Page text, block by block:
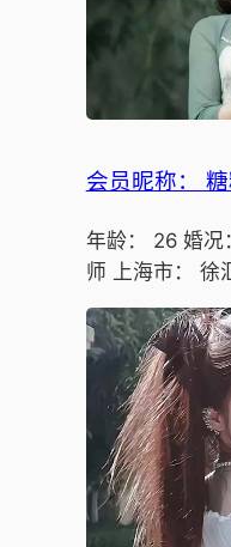
会员昵称：
年龄： 26 婚况
师 上海市： 徐